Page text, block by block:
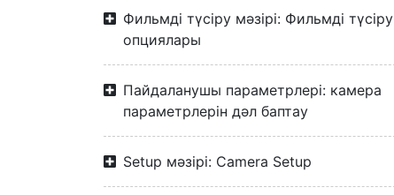
Фильмді түсіру мәзірі: Фильмді түсіру
опциялары
Пайдаланушы параметрлері: камера
параметрлерін дәл баптау
Setup мәзірі: Camera Setup